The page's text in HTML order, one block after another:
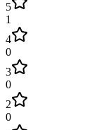
5
1
4
0
3
0
2
0